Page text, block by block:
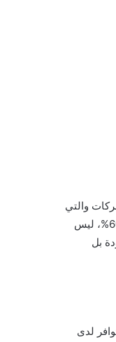
والتي
تعمل على التوفير أسعار أقل بالإضافة إلى تقديم خصومات وعروض خاصة بالمناسبات السنوية وعروض متكررة قد تصل إلى 60%، ليس
بل
لدى